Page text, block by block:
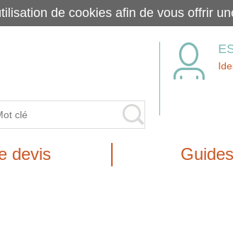
devis
de cookies afin de vous offrir